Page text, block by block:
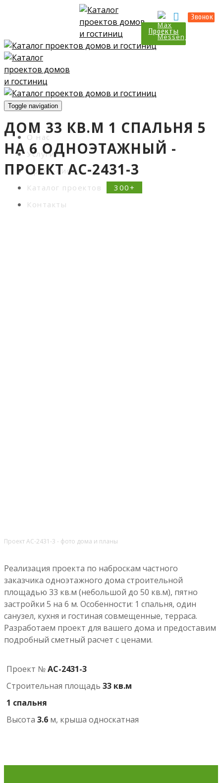
Проекты
Звонок
Toggle navigation
О нас
Услуги
Прайс-лист
Каталог проектов
Контакты
ДОМ 33 КВ.М 1 СПАЛЬНЯ 5
НА 6 ОДНОЭТАЖНЫЙ -
ПРОЕКТ АС-2431-3
Проект АС-2431-3 - фото дома и планы
Реализация проекта по наброскам частного
заказчика одноэтажного дома строительной
площадью 33 кв.м (небольшой до 50 кв.м), пятно
застройки 5 на 6 м. Особенности: 1 спальня, один
санузел, кухня и гостиная совмещенные, терраса.
Разработаем проект для вашего дома и предоставим
подробный сметный расчет с ценами.
Проект №АС-2431-3
Строительная площадь 33 кв.м
1 спальня
Высота 3.6 м, крыша односкатная